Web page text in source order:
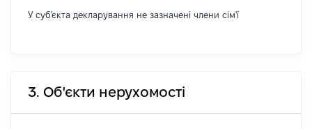
У суб'єкта декларування не зазначені члени сім'ї
3. Об'єкти нерухомості